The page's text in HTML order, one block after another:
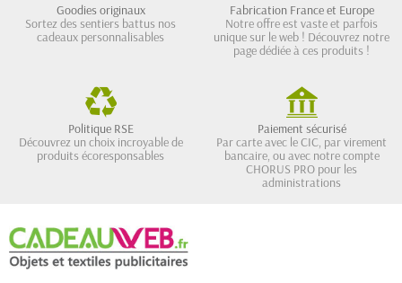
Goodies originaux
Sortez des sentiers battus nos
cadeaux personnalisables
Fabrication France et Europe
Notre offre est vaste et parfois
unique sur le web ! Découvrez notre
page dédiée à ces produits !
Politique RSE
Découvrez un choix incroyable de
produits écoresponsables
Paiement sécurisé
Par carte avec le CIC, par virement
bancaire, ou avec notre compte
CHORUS PRO pour les
administrations